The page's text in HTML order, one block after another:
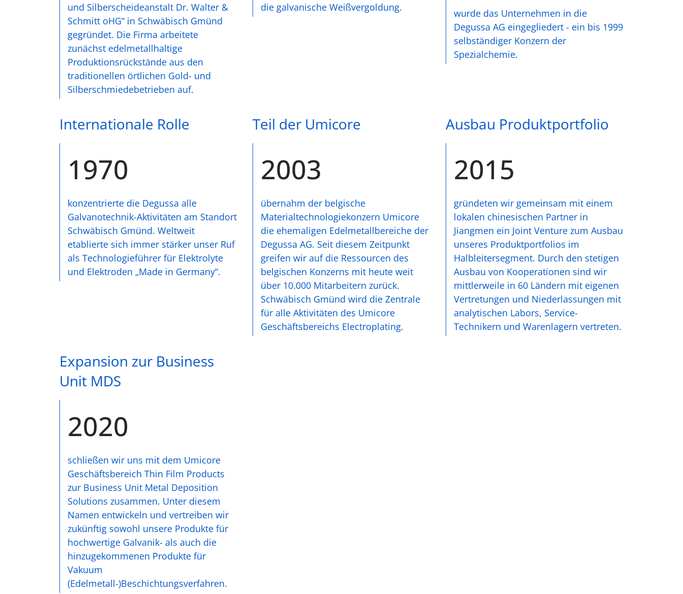
und Silberscheideanstalt Dr. Walter &
Schmitt oHG“ in Schwäbisch Gmünd
gegründet. Die Firma arbeitete
zunächst edelmetallhaltige
Produktionsrückstände aus den
traditionellen örtlichen Gold- und
Silberschmiedebetrieben auf.
die galvanische Weißvergoldung.
wurde das Unternehmen in die
Degussa AG eingegliedert - ein bis 1999
selbständiger Konzern der
Spezialchemie.
Internationale Rolle
1970
konzentrierte die Degussa alle
Galvanotechnik-Aktivitäten am Standort
Schwäbisch Gmünd. Weltweit
etablierte sich immer stärker unser Ruf
als Technologieführer für Elektrolyte
und Elektroden „Made in Germany“.
Teil der Umicore
2003
übernahm der belgische
Materialtechnologiekonzern Umicore
die ehemaligen Edelmetallbereiche der
Degussa AG. Seit diesem Zeitpunkt
greifen wir auf die Ressourcen des
belgischen Konzerns mit heute weit
über 10.000 Mitarbeitern zurück.
Schwäbisch Gmünd wird die Zentrale
für alle Aktivitäten des Umicore
Geschäftsbereichs Electroplating.
Ausbau Produktportfolio
2015
gründeten wir gemeinsam mit einem
lokalen chinesischen Partner in
Jiangmen ein Joint Venture zum Ausbau
unseres Produktportfolios im
Halbleitersegment. Durch den stetigen
Ausbau von Kooperationen sind wir
mittlerweile in 60 Ländern mit eigenen
Vertretungen und Niederlassungen mit
analytischen Labors, Service-
Technikern und Warenlagern vertreten.
Expansion zur Business
Unit MDS
2020
schließen wir uns mit dem Umicore
Geschäftsbereich Thin Film Products
zur Business Unit Metal Deposition
Solutions zusammen. Unter diesem
Namen entwickeln und vertreiben wir
zukünftig sowohl unsere Produkte für
hochwertige Galvanik- als auch die
hinzugekommenen Produkte für
Vakuum
(Edelmetall-)Beschichtungsverfahren.